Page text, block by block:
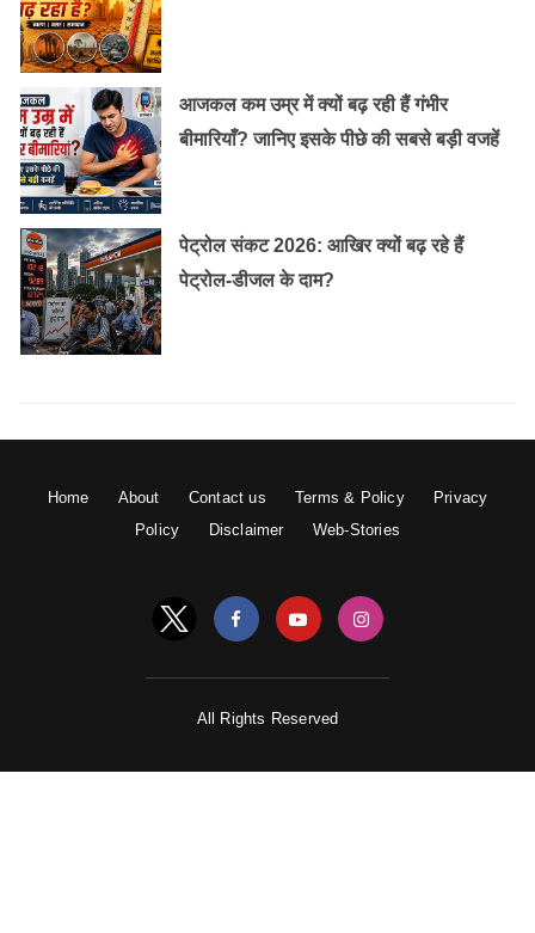
आजकल कम उम्र में क्यों बढ़ रही हैं गंभीर
बीमारियाँ? जानिए इसके पीछे की सबसे बड़ी वजहें
पेट्रोल संकट 2026: आखिर क्यों बढ़ रहे हैं
पेट्रोल-डीजल के दाम?
Home About Contact us Terms & Policy
Privacy
Policy
Disclaimer Web-Stories
All Rights Reserved